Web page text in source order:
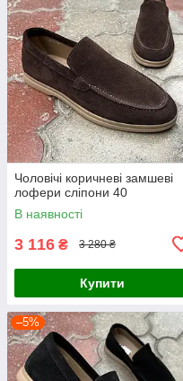
Чоловічі коричневі замшеві
лофери сліпони 40
В наявності
3 116 ₴ 3 280 ₴
Купити
–5%